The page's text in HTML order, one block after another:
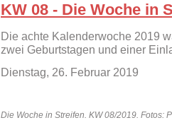
KW 08 - Die Woche in
Die achte Kalenderwoche 2019
zwei Geburtstagen und einer
Dienstag, 26. Februar 2019
Die Woche in Streifen. KW 08/2019. Fotos: